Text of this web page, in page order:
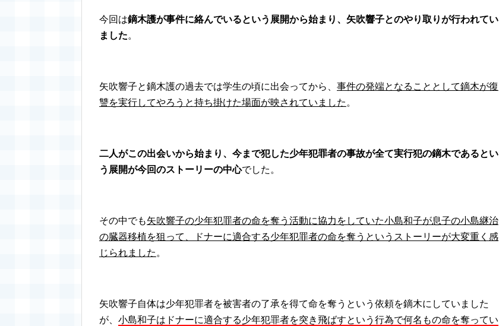
今回は鏑木護が事件に絡んでいるという展開から始まり、矢吹響子とのやり取りが行われてい
ました。
矢吹響子と鏑木護の過去では学生の頃に出会ってから、 事件の発端となることとして鏑木が復
讐を実行してやろうと持ち掛けた場面が映されていました 。
二人がこの出会いから始まり、今まで犯した少年犯罪者の事故が全て実行犯の鏑木であるとい
う展開が今回のストーリーの中心でした。
その中でも矢吹響子の少年犯罪者の命を奪う活動に協力をしていた小島和子が息子の小島継治
の臓器移植を狙って、ドナーに適合する少年犯罪者の命を奪うというストーリーが大変重く感
じられました 。
矢吹響子自体は少年犯罪者を被害者の了承を得て命を奪うという依頼を鏑木にしていました
が、 小島和子はドナーに適合する少年犯罪者を突き飛ばすという行為で何名もの命を奪ってい